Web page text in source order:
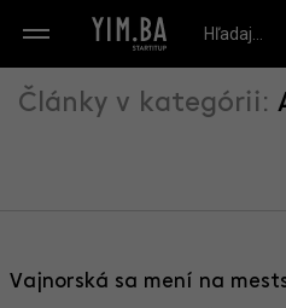
Články v kategórii:
Vajnorská sa mení na